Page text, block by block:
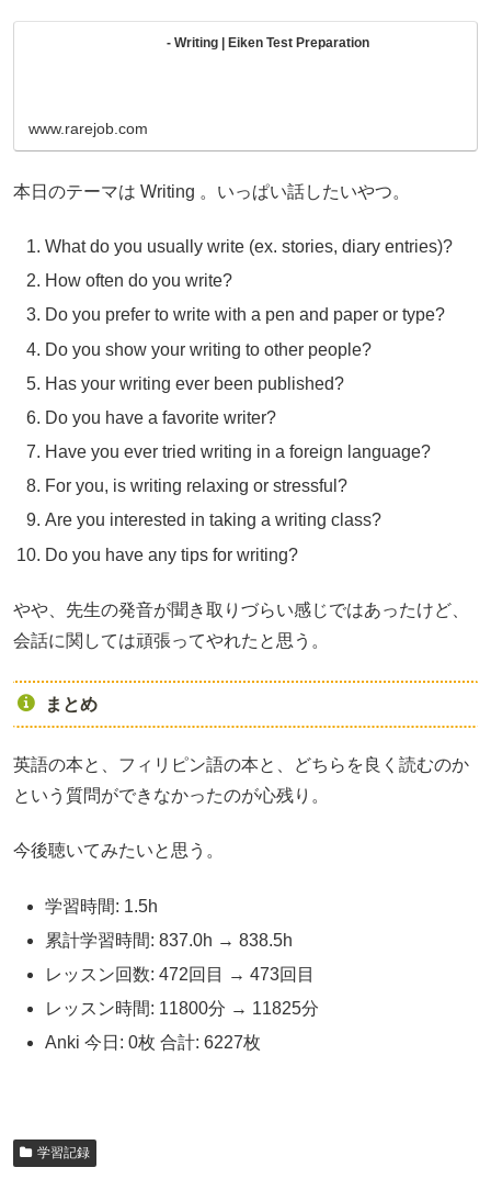
- Writing | Eiken Test Preparation
www.rarejob.com
本日のテーマは Writing 。いっぱい話したいやつ。
What do you usually write (ex. stories, diary entries)?
How often do you write?
Do you prefer to write with a pen and paper or type?
Do you show your writing to other people?
Has your writing ever been published?
Do you have a favorite writer?
Have you ever tried writing in a foreign language?
For you, is writing relaxing or stressful?
Are you interested in taking a writing class?
Do you have any tips for writing?
やや、先生の発音が聞き取りづらい感じではあったけど、
会話に関しては頑張ってやれたと思う。
まとめ
英語の本と、フィリピン語の本と、どちらを良く読むのか
という質問ができなかったのが心残り。
今後聴いてみたいと思う。
学習時間: 1.5h
累計学習時間: 837.0h → 838.5h
レッスン回数: 472回目 → 473回目
レッスン時間: 11800分 → 11825分
Anki 今日: 0枚 合計: 6227枚
学習記録